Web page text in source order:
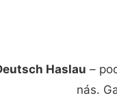
Haslau –
nás.